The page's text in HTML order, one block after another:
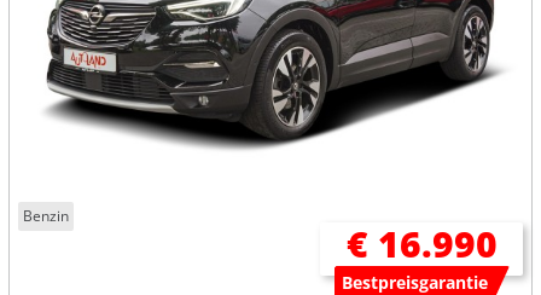
Benzin
€ 16.990
Bestpreisgarantie